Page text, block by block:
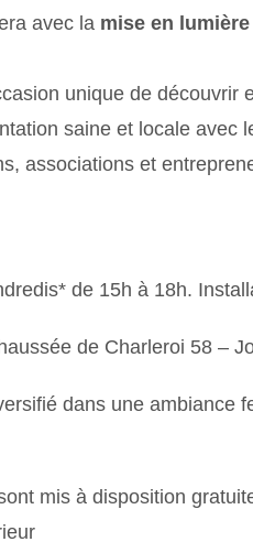
avec la mise en
unique de
saine et locale avec
associations et
de 15h à 18h.
de Charleroi 58 –
dans une ambiance
mis à disposition